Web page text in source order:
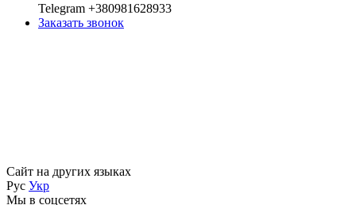
Telegram +380981628933
Заказать звонок
Сайт на других языках
Рус Укр
Мы в соцсетях